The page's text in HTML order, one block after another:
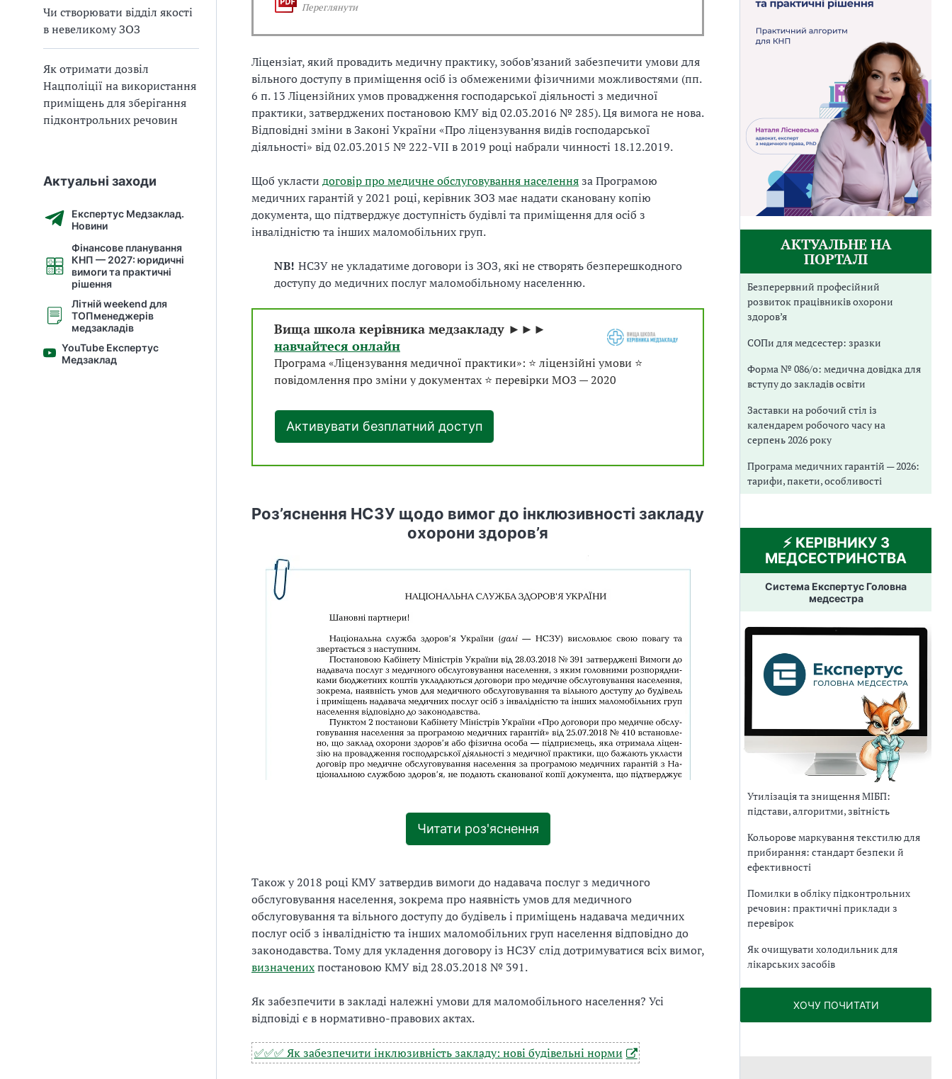
Чи створювати відділ якості
в невеликому ЗОЗ
Як отримати дозвіл
Нацполіції на використання
приміщень для зберігання
підконтрольних речовин
Актуальні заходи
Експертус Медзаклад.
Новини
Фінансове планування
КНП — 2027: юридичні
вимоги та практичні
рішення
Літній weekend для
ТОПменеджерів
медзакладів
YouTube Експертус
Медзаклад
Переглянути
Ліцензіат, який провадить медичну практику, зобов’язаний забезпечити умови для
вільного доступу в приміщення осіб із обмеженими фізичними можливостями (пп.
6 п. 13 Ліцензійних умов провадження господарської діяльності з медичної
практики, затверджених постановою КМУ від 02.03.2016 № 285). Ця вимога не нова.
Відповідні зміни в Законі України «Про ліцензування видів господарської
діяльності» від 02.03.2015 № 222-VII в 2019 році набрали чинності 18.12.2019.
Щоб укласти договір про медичне обслуговування населенняза Програмою
медичних гарантій у 2021 році, керівник ЗОЗ має надати скановану копію
документа, що підтверджує доступність будівлі та приміщення для осіб з
інвалідністю та інших маломобільних груп.
NB! НСЗУ не укладатиме договори із ЗОЗ, які не створять безперешкодного
доступу до медичних послуг маломобільному населенню.
Вища школа керівника медзакладу ►►►
навчайтеся онлайн
Програма «Ліцензування медичної практики»: ⭐ ліцензійні умови ⭐
повідомлення про зміни у документах ⭐ перевірки МОЗ — 2020
Активувати безплатний доступ
Роз’яснення НСЗУ щодо вимог до інклюзивності закладу
охорони здоров’я
Читати роз'яснення
Також у 2018 році КМУ затвердив вимоги до надавача послуг з медичного
обслуговування населення, зокрема про наявність умов для медичного
обслуговування та вільного доступу до будівель і приміщень надавача медичних
послуг осіб з інвалідністю та інших маломобільних груп населення відповідно до
законодавства. Тому для укладення договору із НСЗУ слід дотримуватися всіх вимог,
визначенихпостановою КМУ від 28.03.2018 № 391.
Як забезпечити в закладі належні умови для маломобільного населення? Усі
відповіді є в нормативно-правових актах.
✅✅✅ Як забезпечити інклюзивність закладу: нові будівельні норми
АКТУАЛЬНЕ НА
ПОРТАЛІ
Безперервний професійний
розвиток працівників охорони
здоров’я
СОПи для медсестер: зразки
Форма № 086/о: медична довідка для
вступу до закладів освіти
Заставки на робочий стіл із
календарем робочого часу на
серпень 2026 року
Програма медичних гарантій — 2026:
тарифи, пакети, особливості
⚡️ КЕРІВНИКУ З
МЕДСЕСТРИНСТВА
Система Експертус Головна
медсестра
Утилізація та знищення МІБП:
підстави, алгоритми, звітність
Кольорове маркування текстилю для
прибирання: стандарт безпеки й
ефективності
Помилки в обліку підконтрольних
речовин: практичні приклади з
перевірок
Як очищувати холодильник для
лікарських засобів
ХОЧУ ПОЧИТАТИ